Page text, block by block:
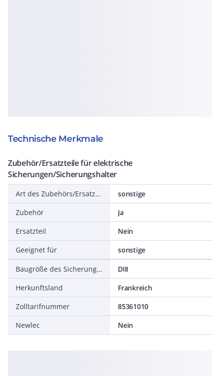
Technische Merkmale
Zubehör/Ersatzteile für elektrische
Sicherungen/Sicherungshalter
Art des Zubehörs/Ersatzteils
sonstige
Zubehör
Ja
Ersatzteil
Nein
Geeignet für
sonstige
Baugröße des Sicherungseinsatzes
DIII
Herkunftsland
Frankreich
Zolltarifnummer
85361010
Newlec
Nein